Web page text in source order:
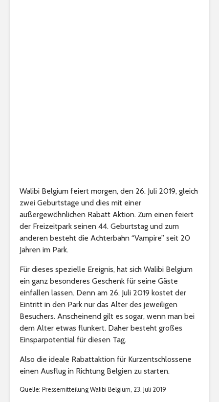
Walibi Belgium feiert morgen, den 26. Juli 2019, gleich
zwei Geburtstage und dies mit einer
außergewöhnlichen Rabatt Aktion. Zum einen feiert
der Freizeitpark seinen 44. Geburtstag und zum
anderen besteht die Achterbahn “Vampire” seit 20
Jahren im Park.
Für dieses spezielle Ereignis, hat sich Walibi Belgium
ein ganz besonderes Geschenk für seine Gäste
einfallen lassen. Denn am 26. Juli 2019 kostet der
Eintritt in den Park nur das Alter des jeweiligen
Besuchers. Anscheinend gilt es sogar, wenn man bei
dem Alter etwas flunkert. Daher besteht großes
Einsparpotential für diesen Tag.
Also die ideale Rabattaktion für Kurzentschlossene
einen Ausflug in Richtung Belgien zu starten.
Quelle: Pressemitteilung Walibi Belgium, 23. Juli 2019